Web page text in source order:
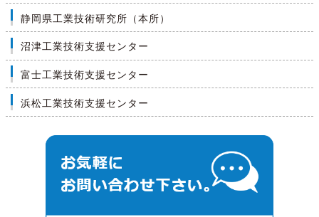
静岡県工業技術研究所（本所）
沼津工業技術支援センター
富士工業技術支援センター
浜松工業技術支援センター